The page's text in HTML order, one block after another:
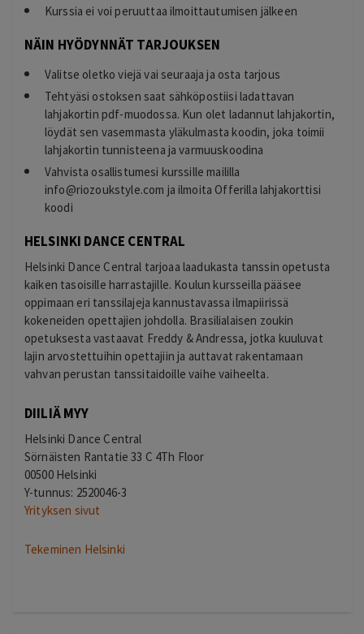
Kurssia ei voi peruuttaa ilmoittautumisen jälkeen
NÄIN HYÖDYNNÄT TARJOUKSEN
Valitse oletko viejä vai seuraaja ja osta tarjous
Tehtyäsi ostoksen saat sähköpostiisi ladattavan
lahjakortin pdf-muodossa. Kun olet ladannut lahjakortin,
löydät sen vasemmasta yläkulmasta koodin, joka toimii
lahjakortin tunnisteena ja varmuuskoodina
Vahvista osallistumesi kurssille maililla
info@riozoukstyle.com ja ilmoita Offerilla lahjakorttisi
koodi
HELSINKI DANCE CENTRAL
Helsinki Dance Central tarjoaa laadukasta tanssin opetusta
kaiken tasoisille harrastajille. Koulun kursseilla pääsee
oppimaan eri tanssilajeja kannustavassa ilmapiirissä
kokeneiden opettajien johdolla. Brasilialaisen zoukin
opetuksesta vastaavat Freddy & Andressa, jotka kuuluvat
lajin arvostettuihin opettajiin ja auttavat rakentamaan
vahvan perustan tanssitaidoille vaihe vaiheelta.
DIILIÄ MYY
Helsinki Dance Central
Sörnäisten Rantatie 33 C 4Th Floor
00500 Helsinki
Y-tunnus: 2520046-3
Yrityksen sivut
Tekeminen Helsinki